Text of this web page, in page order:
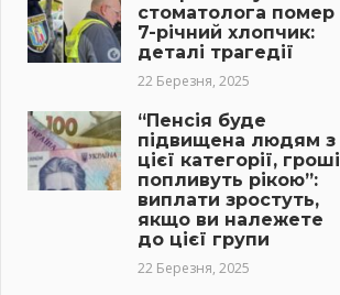
стоматолога помер
7-річний хлопчик:
деталі трагедії
22 Березня, 2025
“Пенсія буде
підвищена людям з
цієї категорії, гроші
попливуть рікою”:
виплати зростуть,
якщо ви належете
до цієї групи
22 Березня, 2025